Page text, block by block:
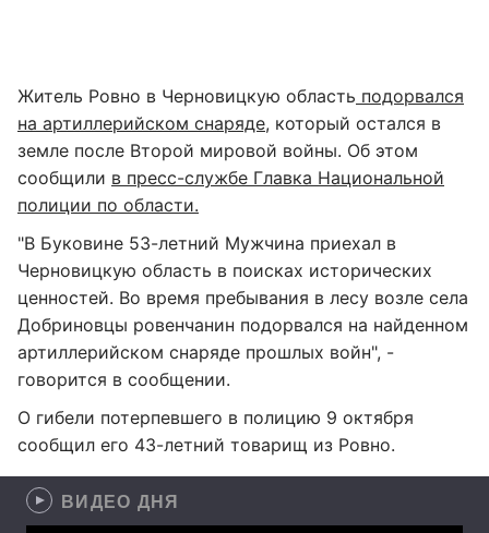
Житель Ровно в Черновицкую область подорвался
на артиллерийском снаряде, который остался в
земле после Второй мировой войны. Об этом
сообщили в пресс-службе Главка Национальной
полиции по области.
"В Буковине 53-летний Мужчина приехал в
Черновицкую область в поисках исторических
ценностей. Во время пребывания в лесу возле села
Добриновцы ровенчанин подорвался на найденном
артиллерийском снаряде прошлых войн", -
говорится в сообщении.
О гибели потерпевшего в полицию 9 октября
сообщил его 43-летний товарищ из Ровно.
ВИДЕО ДНЯ